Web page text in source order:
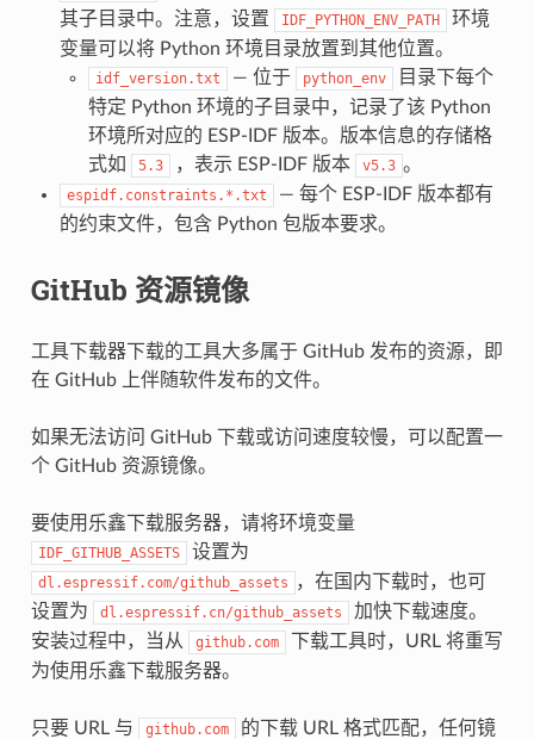
其子目录中。注意，设置
IDF_PYTHON_ENV_PATH
环境
变量可以将 Python 环境目录放置到其他位置。
idf_version.txt — 位于 python_env
目录下每个
特定 Python 环境的子目录中，记录了该 Python
环境所对应的 ESP-IDF 版本。版本信息的存储格
式如
5.3 ，表示 ESP-IDF 版本 v5.3 。
espidf.constraints.*.txt
— 每个 ESP-IDF 版本都有
的约束文件，包含 Python 包版本要求。
GitHub 资源镜像
工具下载器下载的工具大多属于 GitHub 发布的资源，即
在 GitHub 上伴随软件发布的文件。
如果无法访问 GitHub 下载或访问速度较慢，可以配置一
个 GitHub 资源镜像。
要使用乐鑫下载服务器，请将环境变量
IDF_GITHUB_ASSETS 设置为
dl.espressif.com/github_assets
，在国内下载时，也可
设置为
dl.espressif.cn/github_assets
加快下载速度。
安装过程中，当从
github.com
下载工具时，URL 将重写
为使用乐鑫下载服务器。
只要 URL 与 github.com
的下载 URL 格式匹配，任何镜